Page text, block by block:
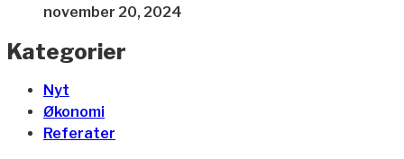
november 20, 2024
Kategorier
Nyt
Økonomi
Referater